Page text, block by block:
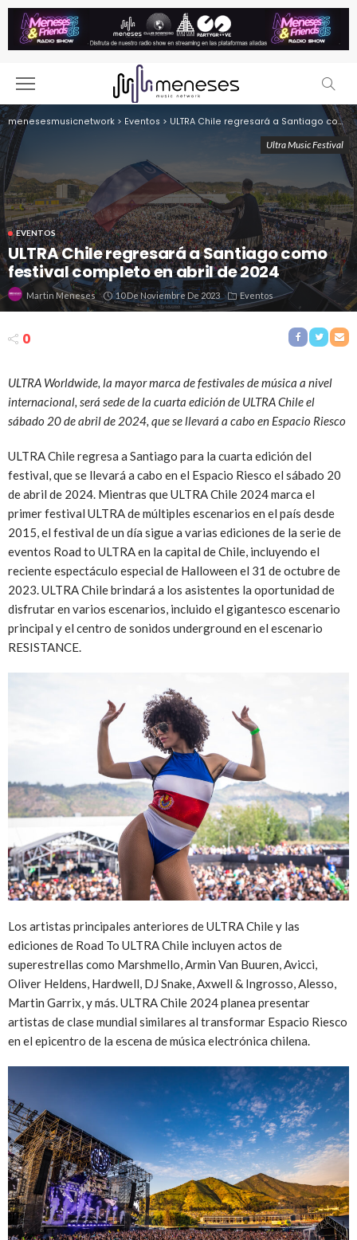
menesesmusicnetwork > Eventos > ULTRA Chile regresará a Santiago como festival completo en abril de 2024
EVENTOS
ULTRA Chile regresará a Santiago como
festival completo en abril de 2024
Martin Meneses 10 De Noviembre De 2023 Eventos
Ultra Music Festival
0
ULTRA Worldwide, la mayor marca de festivales de música a nivel
internacional, será sede de la cuarta edición de ULTRA Chile el
sábado 20 de abril de 2024, que se llevará a cabo en Espacio Riesco
ULTRA Chile regresa a Santiago para la cuarta edición del
festival, que se llevará a cabo en el Espacio Riesco el sábado 20
de abril de 2024. Mientras que ULTRA Chile 2024 marca el
primer festival ULTRA de múltiples escenarios en el país desde
2015, el festival de un día sigue a varias ediciones de la serie de
eventos Road to ULTRA en la capital de Chile, incluyendo el
reciente espectáculo especial de Halloween el 31 de octubre de
2023. ULTRA Chile brindará a los asistentes la oportunidad de
disfrutar en varios escenarios, incluido el gigantesco escenario
principal y el centro de sonidos underground en el escenario
RESISTANCE.
Los artistas principales anteriores de ULTRA Chile y las
ediciones de Road To ULTRA Chile incluyen actos de
superestrellas como Marshmello, Armin Van Buuren, Avicci,
Oliver Heldens, Hardwell, DJ Snake, Axwell & Ingrosso, Alesso,
Martin Garrix, y más. ULTRA Chile 2024 planea presentar
artistas de clase mundial similares al transformar Espacio Riesco
en el epicentro de la escena de música electrónica chilena.